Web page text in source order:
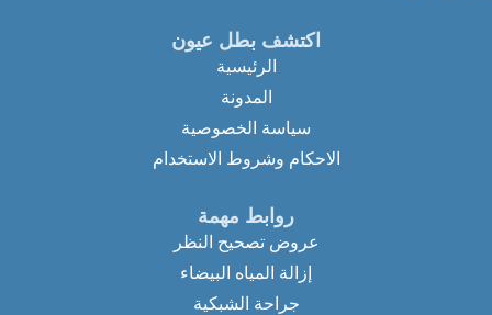
اكتشف بطل عيون
الرئيسية
المدونة
سياسة الخصوصية
الاحكام وشروط الاستخدام
روابط مهمة
عروض تصحيح النظر
إزالة المياه البيضاء
جراحة الشبكية